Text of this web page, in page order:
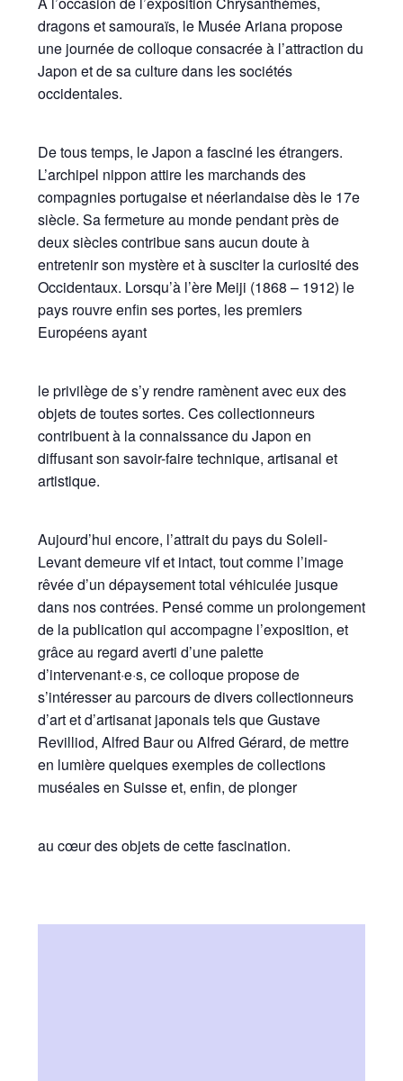
dragons et samouraïs, le Musée Ariana propose
une journée de colloque consacrée à l’attraction du
Japon et de sa culture dans les sociétés
occidentales.
De tous temps, le Japon a fasciné les étrangers.
L’archipel nippon attire les marchands des
compagnies portugaise et néerlandaise dès le 17e
siècle. Sa fermeture au monde pendant près de
deux siècles contribue sans aucun doute à
entretenir son mystère et à susciter la curiosité des
Occidentaux. Lorsqu’à l’ère Meiji (1868 – 1912) le
pays rouvre enfin ses portes, les premiers
Européens ayant
le privilège de s’y rendre ramènent avec eux des
objets de toutes sortes. Ces collectionneurs
contribuent à la connaissance du Japon en
diffusant son savoir-faire technique, artisanal et
artistique.
Aujourd’hui encore, l’attrait du pays du Soleil-
Levant demeure vif et intact, tout comme l’image
rêvée d’un dépaysement total véhiculée jusque
dans nos contrées. Pensé comme un prolongement
de la publication qui accompagne l’exposition, et
grâce au regard averti d’une palette
d’intervenant·e·s, ce colloque propose de
s’intéresser au parcours de divers collectionneurs
d’art et d’artisanat japonais tels que Gustave
Revilliod, Alfred Baur ou Alfred Gérard, de mettre
en lumière quelques exemples de collections
muséales en Suisse et, enfin, de plonger
au cœur des objets de cette fascination.